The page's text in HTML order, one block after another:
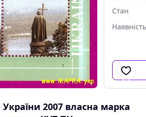
Стан
2007 власна марка